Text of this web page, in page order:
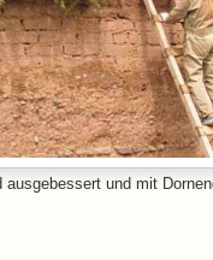
ausgebessert und mit